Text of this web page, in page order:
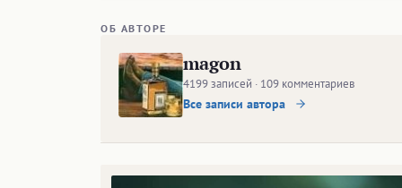
ОБ АВТОРЕ
magon
4199 записей · 109 комментариев
Все записи автора